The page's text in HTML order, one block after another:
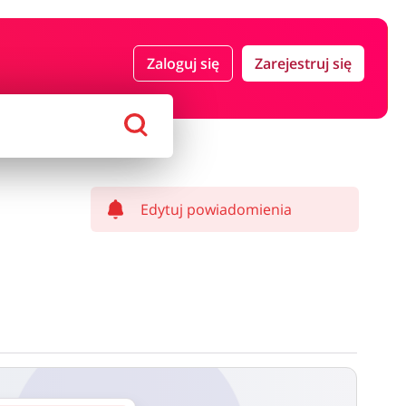
Zaloguj się Zarejestruj się
Edytuj powiadomienia
oraz może być naliczony od kwoty zamówienia